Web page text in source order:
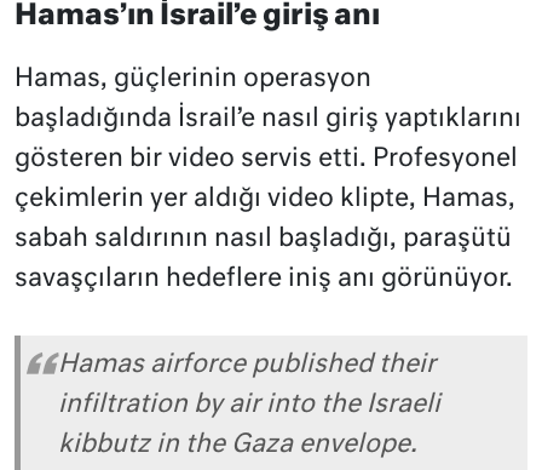
Hamas’ın İsrail’e giriş anı
Hamas, güçlerinin operasyon
başladığında İsrail’e nasıl giriş yaptıklarını
gösteren bir video servis etti. Profesyonel
çekimlerin yer aldığı video klipte, Hamas,
sabah saldırının nasıl başladığı, paraşütü
savaşçıların hedeflere iniş anı görünüyor.
Hamas airforce published their
infiltration by air into the Israeli
kibbutz in the Gaza envelope.